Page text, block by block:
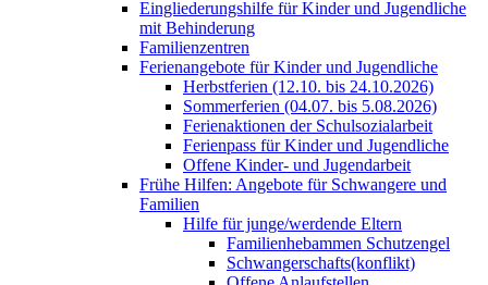
Eingliederungshilfe für Kinder und Jugendliche
mit Behinderung
Familienzentren
Ferienangebote für Kinder und Jugendliche
Herbstferien (12.10. bis 24.10.2026)
Sommerferien (04.07. bis 5.08.2026)
Ferienaktionen der Schulsozialarbeit
Ferienpass für Kinder und Jugendliche
Offene Kinder- und Jugendarbeit
Frühe Hilfen: Angebote für Schwangere und
Familien
Hilfe für junge/werdende Eltern
Familienhebammen Schutzengel
Schwangerschafts(konflikt)